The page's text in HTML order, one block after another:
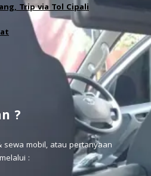
Trip via Tol Cipali
?
mobil, atau pertanyaan
: